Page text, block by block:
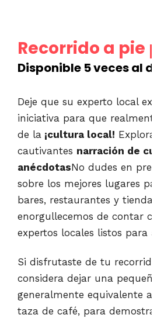
Recorrido a pie
Disponible 5 veces al día
Deje que su experto local
iniciativa para que realmente
de la ¡cultura local! Explora
cautivantes narración de
anécdotasNo dudes en
sobre los mejores lugares
bares, restaurantes y tiendas
enorgullecemos de contar con
expertos locales listos para
Si disfrutaste de tu recorrido
considera dejar una pequeña
generalmente equivalente al
taza de café, para demostrar